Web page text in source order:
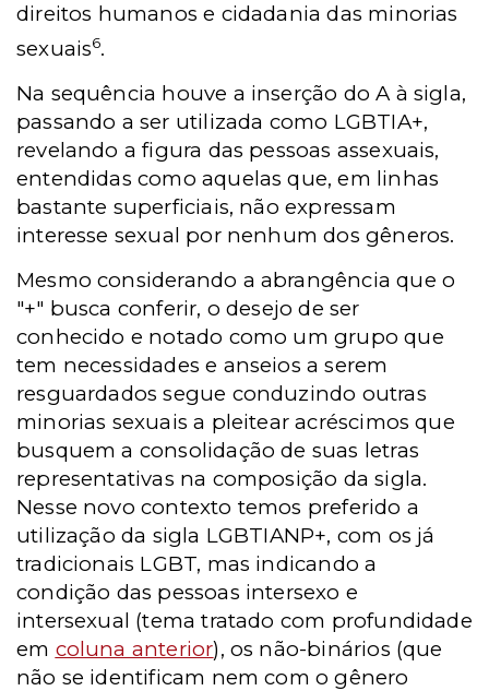
direitos humanos e cidadania das minorias
sexuais6.
Na sequência houve a inserção do A à sigla,
passando a ser utilizada como LGBTIA+,
revelando a figura das pessoas assexuais,
entendidas como aquelas que, em linhas
bastante superficiais, não expressam
interesse sexual por nenhum dos gêneros.
Mesmo considerando a abrangência que o
"+" busca conferir, o desejo de ser
conhecido e notado como um grupo que
tem necessidades e anseios a serem
resguardados segue conduzindo outras
minorias sexuais a pleitear acréscimos que
busquem a consolidação de suas letras
representativas na composição da sigla.
Nesse novo contexto temos preferido a
utilização da sigla LGBTIANP+, com os já
tradicionais LGBT, mas indicando a
condição das pessoas intersexo e
intersexual (tema tratado com profundidade
em coluna anterior), os não-binários (que
não se identificam nem com o gênero